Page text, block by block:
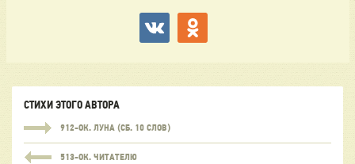
СТИХИ ЭТОГО АВТОРА
912-ОК. ЛУНА (СБ. 10 СЛОВ)
513-ОК. ЧИТАТЕЛЮ